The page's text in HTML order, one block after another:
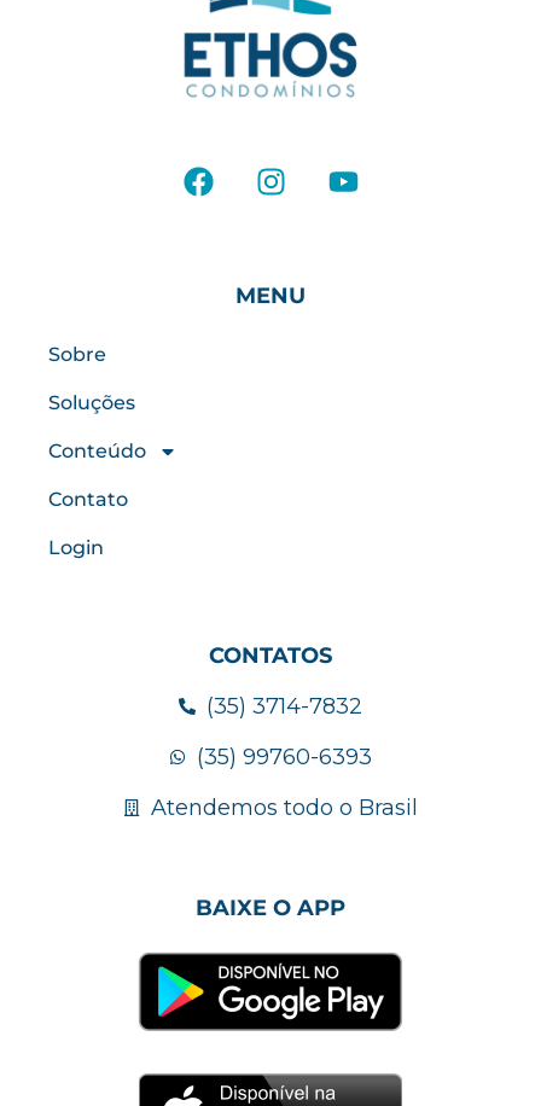
MENU
Sobre
Soluções
Conteúdo
Contato
Login
CONTATOS
(35) 3714-7832
(35) 99760-6393
Atendemos todo o Brasil
BAIXE O APP